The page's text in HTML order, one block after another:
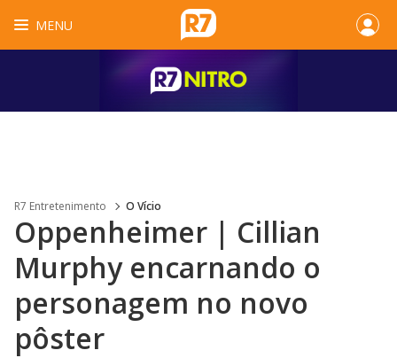
MENU
R7 Entretenimento O Vício
Oppenheimer | Cillian
Murphy encarnando o
personagem no novo
pôster